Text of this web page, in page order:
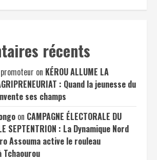
récents
on KÉROU ALLUME LA
: Quand la jeunesse du
ses champs
on CAMPAGNE ÉLECTORALE DU
SEPTENTRION : La Dynamique Nord
Assouma active le rouleau
Tchaourou